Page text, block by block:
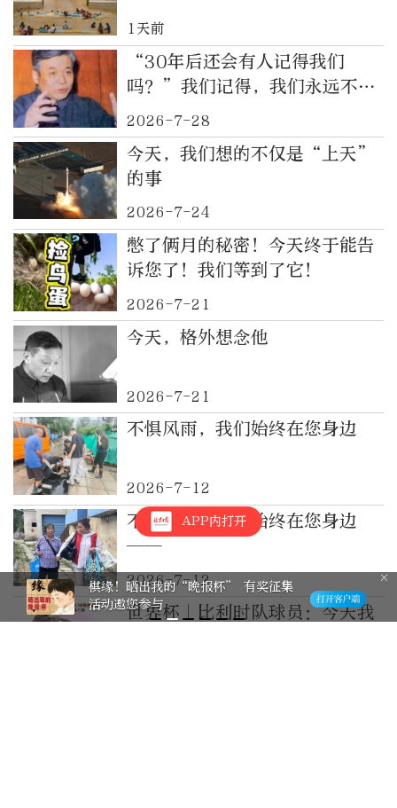
1天前
“30年后还会有人记得我们
吗？”我们记得，我们永远不
忘！40年前的今天，“两弹一
星”元勋邓稼先逝世
2026-7-28
今天，我们想的不仅是“上天”
的事
2026-7-24
憋了俩月的秘密！今天终于能告
诉您了！我们等到了它！
2026-7-21
今天，格外想念他
2026-7-21
不惧风雨，我们始终在您身边
2026-7-12
不惧风雨，我们始终在您身边
——
2026-7-12
世界杯｜比利时队球员：今天我
APP内打开
棋缘！晒出我的“晚报杯” 有奖征集
活动邀您参与